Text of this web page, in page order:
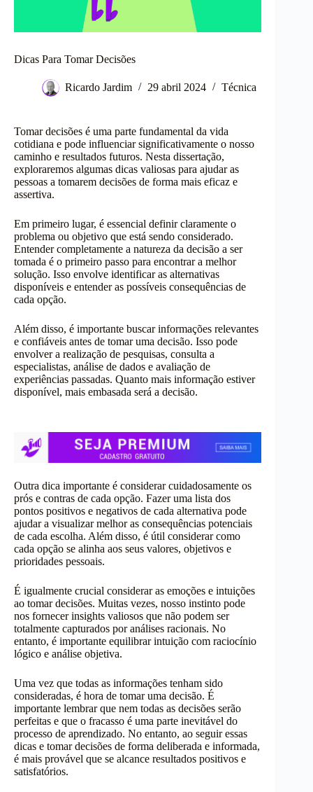
Dicas Para Tomar Decisões
Ricardo Jardim 29 abril 2024 Técnica
Tomar decisões é uma parte fundamental da vida
cotidiana e pode influenciar significativamente o nosso
caminho e resultados futuros. Nesta dissertação,
exploraremos algumas dicas valiosas para ajudar as
pessoas a tomarem decisões de forma mais eficaz e
assertiva.
Em primeiro lugar, é essencial definir claramente o
problema ou objetivo que está sendo considerado.
Entender completamente a natureza da decisão a ser
tomada é o primeiro passo para encontrar a melhor
solução. Isso envolve identificar as alternativas
disponíveis e entender as possíveis consequências de
cada opção.
Além disso, é importante buscar informações relevantes
e confiáveis antes de tomar uma decisão. Isso pode
envolver a realização de pesquisas, consulta a
especialistas, análise de dados e avaliação de
experiências passadas. Quanto mais informação estiver
disponível, mais embasada será a decisão.
Outra dica importante é considerar cuidadosamente os
prós e contras de cada opção. Fazer uma lista dos
pontos positivos e negativos de cada alternativa pode
ajudar a visualizar melhor as consequências potenciais
de cada escolha. Além disso, é útil considerar como
cada opção se alinha aos seus valores, objetivos e
prioridades pessoais.
É igualmente crucial considerar as emoções e intuições
ao tomar decisões. Muitas vezes, nosso instinto pode
nos fornecer insights valiosos que não podem ser
totalmente capturados por análises racionais. No
entanto, é importante equilibrar intuição com raciocínio
lógico e análise objetiva.
Uma vez que todas as informações tenham sido
consideradas, é hora de tomar uma decisão. É
importante lembrar que nem todas as decisões serão
perfeitas e que o fracasso é uma parte inevitável do
processo de aprendizado. No entanto, ao seguir essas
dicas e tomar decisões de forma deliberada e informada,
é mais provável que se alcance resultados positivos e
satisfatórios.